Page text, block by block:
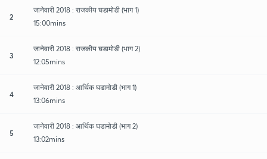
2
जानेवारी 2018 : राजकीय घडामोडी (भाग 1)
15:00mins
3
जानेवारी 2018 : राजकीय घडामोडी (भाग 2)
12:05mins
4
जानेवारी 2018 : आर्थिक घडामोडी (भाग 1)
13:06mins
5
जानेवारी 2018 : आर्थिक घडामोडी (भाग 2)
13:02mins